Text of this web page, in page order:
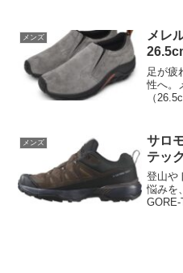
分に
ックし
メンズ
メレ
足が疲
性へ。
（
な一足
メンズ
サロ
テッ
登山や
悩みを